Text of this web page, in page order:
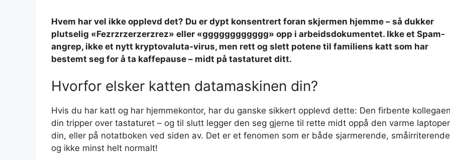
Hvem har vel ikke opplevd det? Du er dypt konsentrert foran skjermen hjemme – så dukker
plutselig «Fezrzrzerzerzrez» eller «gggggggggggg» opp i arbeidsdokumentet. Ikke et Spam-
angrep, ikke et nytt kryptovaluta-virus, men rett og slett potene til familiens katt som har
bestemt seg for å ta kaffepause – midt på tastaturet ditt.
Hvorfor elsker katten datamaskinen din?
Hvis du har katt og har hjemmekontor, har du ganske sikkert opplevd dette: Den firbente kollegaen
din tripper over tastaturet – og til slutt legger den seg gjerne til rette midt oppå den varme
din, eller på notatboken ved siden av. Det er et fenomen som er både sjarmerende,
og ikke minst helt normalt!